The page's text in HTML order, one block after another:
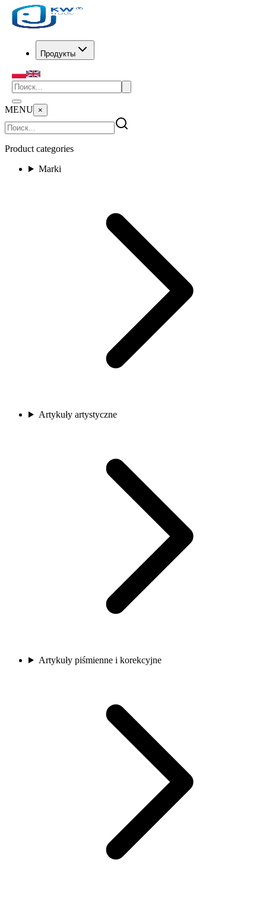
Продукты
MENU ×
Product categories
Marki
Artykuły artystyczne
Artykuły piśmienne i korekcyjne